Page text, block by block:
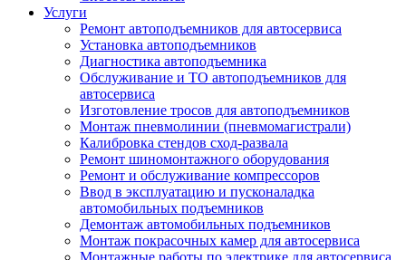
Услуги
Ремонт автоподъемников для автосервиса
Установка автоподъемников
Диагностика автоподъемника
Обслуживание и ТО автоподъемников для
автосервиса
Изготовление тросов для автоподъемников
Монтаж пневмолинии (пневмомагистрали)
Калибровка стендов сход-развала
Ремонт шиномонтажного оборудования
Ремонт и обслуживание компрессоров
Ввод в эксплуатацию и пусконаладка
автомобильных подъемников
Демонтаж автомобильных подъемников
Монтаж покрасочных камер для автосервиса
Монтажные работы по электрике для автосервиса